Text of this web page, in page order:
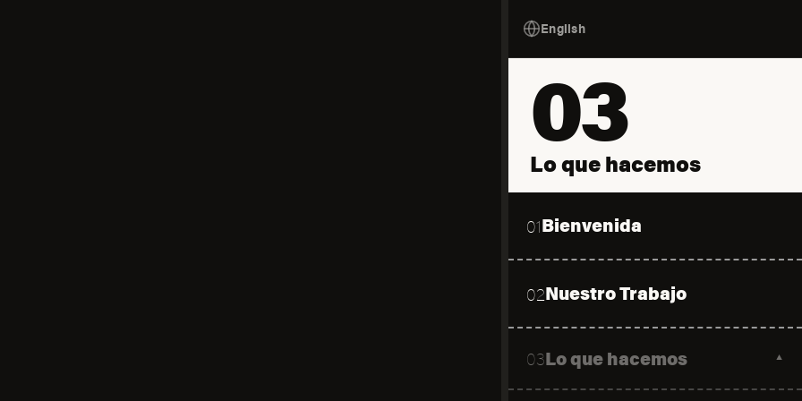
English
03
Lo que hacemos
01Bienvenida
02Nuestro Trabajo
03Lo que hacemos ▼